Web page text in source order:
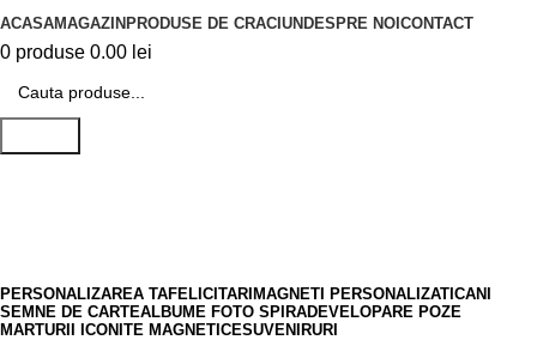
ACASAMAGAZINPRODUSE DE CRACIUNDESPRE NOICONTACT
0 produse 0.00 lei
PERSONALIZAREA TAFELICITARIMAGNETI PERSONALIZATICANI
SEMNE DE CARTEALBUME FOTO SPIRADEVELOPARE POZE
MARTURII ICONITE MAGNETICESUVENIRURI